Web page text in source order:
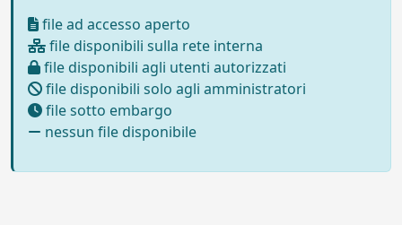
file ad accesso aperto
file disponibili sulla rete interna
file disponibili agli utenti autorizzati
file disponibili solo agli amministratori
file sotto embargo
nessun file disponibile